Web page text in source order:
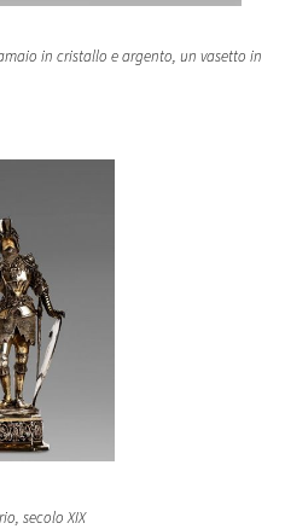
in cristallo e argento, un vasetto in
secolo XIX